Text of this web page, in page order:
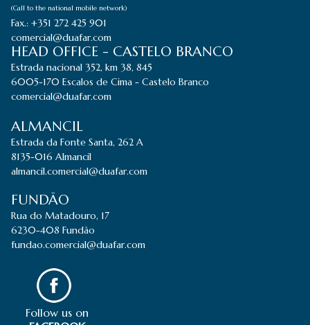
(Call to the national mobile network)
Fax.: +351 272 425 901
comercial@duafar.com
HEAD OFFICE - CASTELO BRANCO
Estrada nacional 352, km 38, 845
6005-170 Escalos de Cima - Castelo Branco
comercial@duafar.com
ALMANCIL
Estrada da Fonte Santa, 262 A
8135-016 Almancil
almancil.comercial@duafar.com
FUNDÃO
Rua do Matadouro, 17
6230-408 Fundão
fundao.comercial@duafar.com
Follow us on